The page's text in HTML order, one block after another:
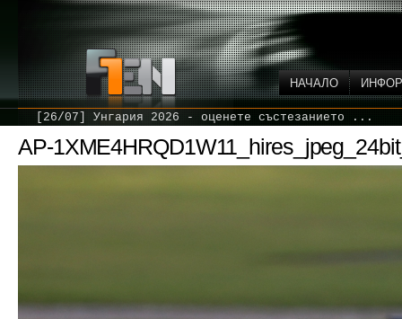
НАЧАЛО
[26/07] Унгария 2026 - оценете състезанието ...
AP-